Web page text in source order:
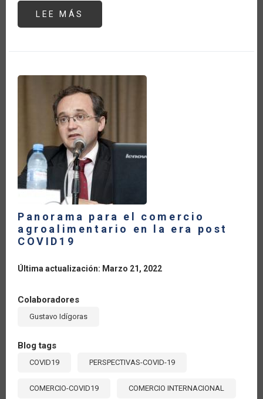
LEE MÁS
UN
¿CÓMO
PUEDE
EL
COMERCIO
AYUDAR
RECONSTRUIR
MEJOR?
Panorama para el comercio
agroalimentario en la era post
COVID19
Última actualización: Marzo 21, 2022
Colaboradores
Gustavo Idígoras
Blog tags
COVID19 PERSPECTIVAS-COVID-19
COMERCIO-COVID19 COMERCIO INTERNACIONAL